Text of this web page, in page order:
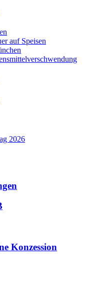
auf Speisen
2026
Konzession